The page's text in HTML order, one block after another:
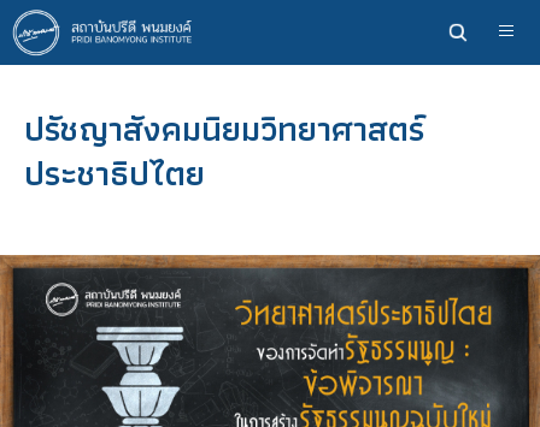
ข้าม
ไป
ยัง
หลักปรัชญาสังคมนิยมวิทยาศาสตร์
ประชาธิปไตย